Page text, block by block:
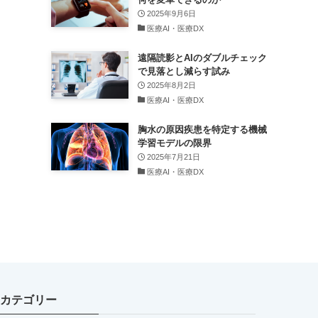
2025年9月6日
医療AI・医療DX
遠隔読影とAIのダブルチェック
で見落とし減らす試み
2025年8月2日
医療AI・医療DX
胸水の原因疾患を特定する機械
学習モデルの限界
2025年7月21日
医療AI・医療DX
カテゴリー